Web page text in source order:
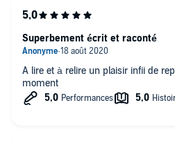
A lire et à relire un plaisir infii de
moment
Superbement écrit et raconté